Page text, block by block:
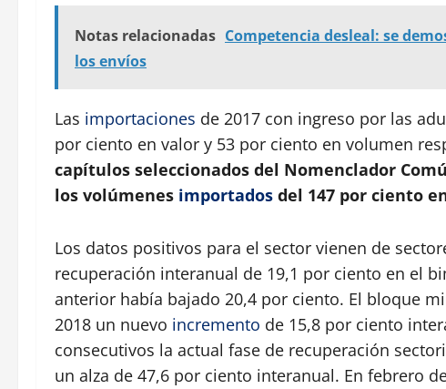
Notas relacionadas Competencia desleal: se
los envíos
Las importaciones de 2017 con ingreso por las
por ciento en valor y 53 por ciento en volumen
capítulos seleccionados del Nomenclador
los volúmenes importados del 147 por ciento
Los datos positivos para el sector vienen de
recuperación interanual de 19,1 por ciento en el
anterior había bajado 20,4 por ciento. El bloque
2018 un nuevo incremento de 15,8 por ciento
consecutivos la actual fase de recuperación
un alza de 47,6 por ciento interanual. En febrero